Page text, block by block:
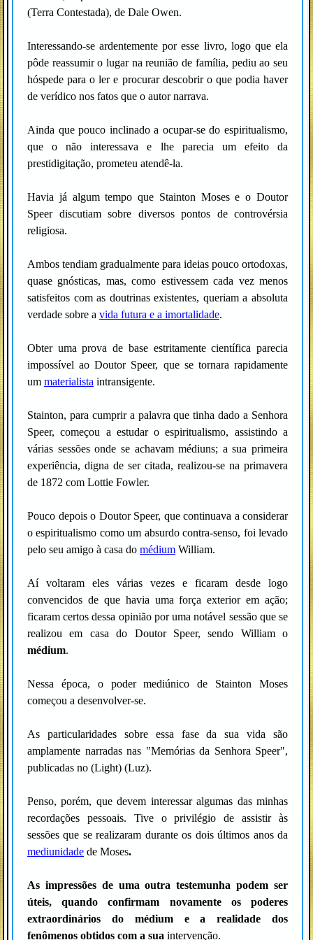
(Terra Contestada), de Dale Owen.
Interessando-se ardentemente por esse livro, logo que ela
pôde reassumir o lugar na reunião de família, pediu ao seu
hóspede para o ler e procurar descobrir o que podia haver
de verídico nos fatos que o autor narrava.
Ainda que pouco inclinado a ocupar-se do espiritualismo,
que o não interessava e lhe parecia um efeito da
prestidigitação, prometeu atendê-la.
Havia já algum tempo que Stainton Moses e o Doutor
Speer discutiam sobre diversos pontos de controvérsia
religiosa.
Ambos tendiam gradualmente para ideias pouco ortodoxas,
quase gnósticas, mas, como estivessem cada vez menos
satisfeitos com as doutrinas existentes, queriam a absoluta
verdade sobre a vida futura e a imortalidade.
Obter uma prova de base estritamente científica parecia
impossível ao Doutor Speer, que se tornara rapidamente
um materialista intransigente.
Stainton, para cumprir a palavra que tinha dado a Senhora
Speer, começou a estudar o espiritualismo, assistindo a
várias sessões onde se achavam médiuns; a sua primeira
experiência, digna de ser citada, realizou-se na primavera
de 1872 com Lottie Fowler.
Pouco depois o Doutor Speer, que continuava a considerar
o espiritualismo como um absurdo contra-senso, foi levado
pelo seu amigo à casa do médium William.
Aí voltaram eles várias vezes e ficaram desde logo
convencidos de que havia uma força exterior em ação;
ficaram certos dessa opinião por uma notável sessão que se
realizou em casa do Doutor Speer, sendo William o
médium.
Nessa época, o poder mediúnico de Stainton Moses
começou a desenvolver-se.
As particularidades sobre essa fase da sua vida são
amplamente narradas nas "Memórias da Senhora Speer",
publicadas no (Light) (Luz).
Penso, porém, que devem interessar algumas das minhas
recordações pessoais. Tive o privilégio de assistir às
sessões que se realizaram durante os dois últimos anos da
mediunidade de Moses.
As impressões de uma outra testemunha podem ser
úteis, quando confirmam novamente os poderes
extraordinários do médium e a realidade dos
fenômenos obtidos com a sua intervenção.